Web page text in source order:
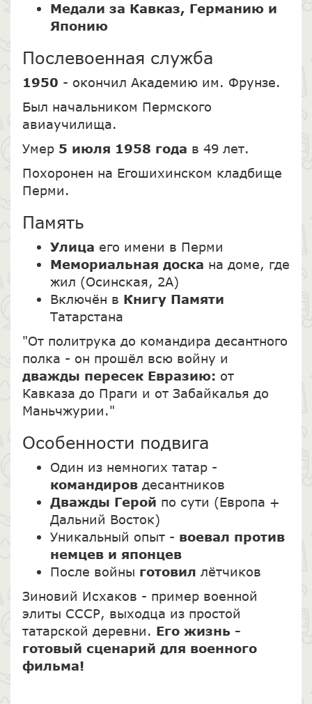
Медали за Кавказ, Германию и
Японию
Послевоенная служба
1950 - окончил Академию им. Фрунзе.
Был начальником Пермского
авиаучилища.
Умер 5 июля 1958 года в 49 лет.
Похоронен на Егошихинском кладбище
Перми.
Память
Улица его имени в Перми
Мемориальная доска на доме, где
жил (Осинская, 2А)
Включён в Книгу Памяти
Татарстана
"От политрука до командира десантного
полка - он прошёл всю войну и
дважды пересек Евразию: от
Кавказа до Праги и от Забайкалья до
Маньчжурии."
Особенности подвига
Один из немногих татар -
командиров десантников
Дважды Герой по сути (Европа +
Дальний Восток)
Уникальный опыт - воевал против
немцев и японцев
После войны готовил лётчиков
Зиновий Исхаков - пример военной
элиты СССР, выходца из простой
татарской деревни. Его жизнь -
готовый сценарий для военного
фильма!